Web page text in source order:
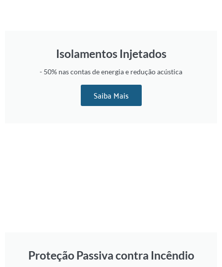
Isolamentos Injetados
- 50% nas contas de energia e redução acústica
Saiba Mais
Proteção Passiva contra Incêndio